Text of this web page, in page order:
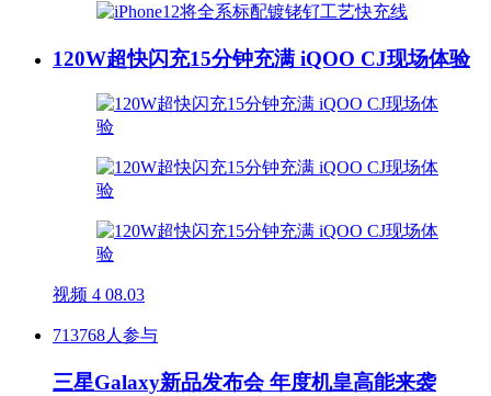
120W超快闪充15分钟充满 iQOO CJ现场体验
视频 4 08.03
713768人参与
三星Galaxy新品发布会 年度机皇高能来袭